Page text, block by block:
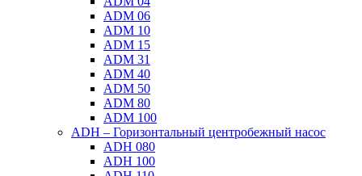
ADM 06
ADM 10
ADM 15
ADM 31
ADM 40
ADM 50
ADM 80
ADM 100
ADH – Горизонтальный центробежный насос
ADH 080
ADH 100